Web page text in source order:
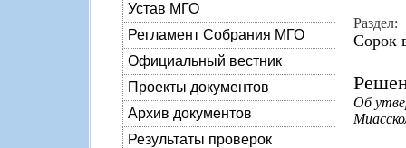
Устав МГО
Регламент Собрания МГО
Официальный вестник
Проекты документов
Архив документов
Результаты проверок
Раздел:
Сорок
Об